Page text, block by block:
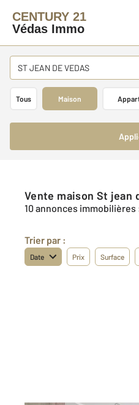
CENTURY 21
Védas Immo
ST JEAN DE VEDAS
Tous Maison
Vente maison St jean
10 annonces immobilières
Trier par :
Date Prix Surface